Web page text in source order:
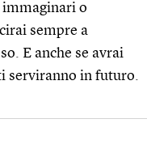
o
sempre a
E anche se avrai
serviranno in futuro.